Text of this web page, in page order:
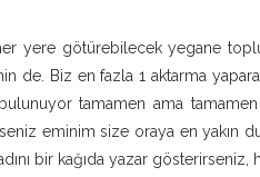
yere götürebilecek yegane
de. Biz en fazla 1 aktarma
tamamen ama tamamen
eminim size oraya en yakın
bir kağıda yazar gösterirseniz,